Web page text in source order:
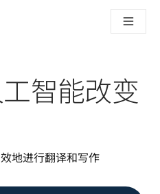
对关键应用场景和集成的新型
信任机制。与Slator的对话
质量评估系统
台
智能改变
地进行翻译和写作